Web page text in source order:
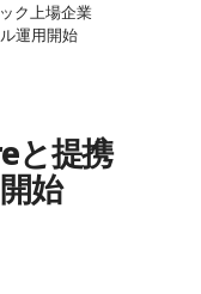
ク上場企業
運用開始
と提携
始